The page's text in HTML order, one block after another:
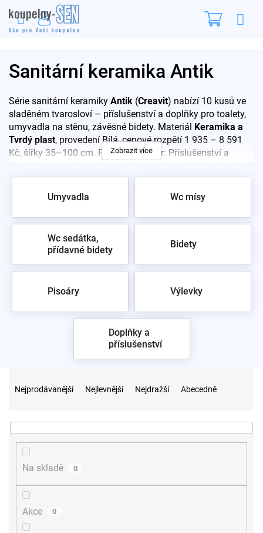
na
obsah
Sanitární keramika Antik
Série sanitární keramiky Antik (Creavit) nabízí 10 kusů ve
sladěném tvarosloví – příslušenství a doplňky pro toalety,
umyvadla na stěnu, závěsné bidety. Materiál Keramika a
Tvrdý plast, provedení Bílá, cenové rozpětí 1 935 – 8 591
Kč, šířky 35–100 cm. Pro rychlý výběr: Příslušenství a
Celou sériiAntiksi prohlédnete ve vzorkovně na Praze 10 –
poradíme s výběrem i montáží.
Zobrazit více
Umyvadla Wc mísy
Wc sedátka,
přídavné bidety
Bidety
Pisoáry Výlevky
Doplňky a
příslušenství
n
Nejprodávanější Nejlevnější Nejdražší Abecedně
Na skladě 0
Akce 0